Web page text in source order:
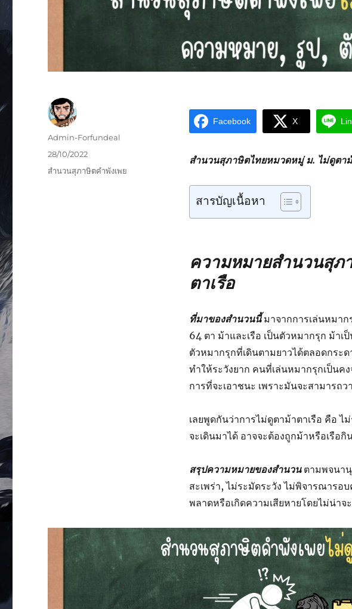
Facebook X
สำนวนสุภาษิตไทยหมวดหมู่ ม. ไม่ดูตาม้
สารบัญเนื้อหา
ความหมายสำนวนสุภ
ตาเรือ
ที่มาของสำนวนนี้มาจากการเล่นหมาก
64 ตา ม้าและเรือ เป็นตัวหมากรุก ม้า
ตัวหมากรุกที่เดินตามยาวได้ตลอดกระ
ทำให้ระวังยาก คนที่เล่นหมากรุกเป็น
การที่จะเอาชนะ เพราะมันจะสามารถ
เลยพูดกันว่าการไม่ดูตาม้าตาเรือ คือ
จะเดินมาได้ อาจจะต้องถูกม้าหรือเรือ
สรุปความหมายของสำนวนตามพจนา
สะเพร่า, ไม่ระมัดระวัง ไม่พิจารณารอ
พลาดหรือเกิดความเสียหายโดยไม่น่าจ
Admin-Forfundeal
28/10/2022
สำนวนสุภาษิตคำพังเพย